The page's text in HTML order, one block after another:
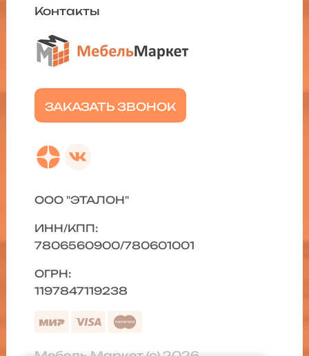
ЗАКАЗАТЬ ЗВОНОК
Контакты
ООО "ЭТАЛОН"
ИНН/КПП:
7806560900/780601001
ОГРН:
1197847119238